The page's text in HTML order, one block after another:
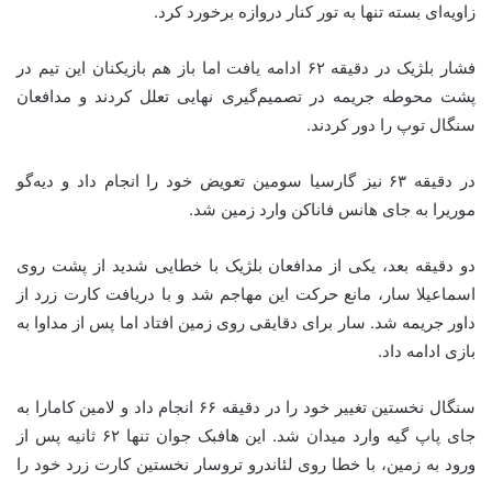
زاویه‌ای بسته تنها به تور کنار دروازه برخورد کرد.
فشار بلژیک در دقیقه ۶۲ ادامه یافت اما باز هم بازیکنان این تیم در
پشت محوطه جریمه در تصمیم‌گیری نهایی تعلل کردند و مدافعان
سنگال توپ را دور کردند.
در دقیقه ۶۳ نیز گارسیا سومین تعویض خود را انجام داد و دیه‌گو
موریرا به جای هانس فاناکن وارد زمین شد.
دو دقیقه بعد، یکی از مدافعان بلژیک با خطایی شدید از پشت روی
اسماعیلا سار، مانع حرکت این مهاجم شد و با دریافت کارت زرد از
داور جریمه شد. سار برای دقایقی روی زمین افتاد اما پس از مداوا به
بازی ادامه داد.
سنگال نخستین تغییر خود را در دقیقه ۶۶ انجام داد و لامین کامارا به
جای پاپ گیه وارد میدان شد. این هافبک جوان تنها ۶۲ ثانیه پس از
ورود به زمین، با خطا روی لئاندرو تروسار نخستین کارت زرد خود را